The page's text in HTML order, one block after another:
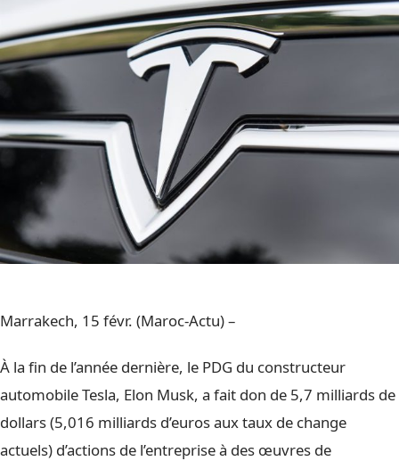
Marrakech, 15 févr. (Maroc-Actu) –
À la fin de l’année dernière, le PDG du constructeur
automobile Tesla, Elon Musk, a fait don de 5,7 milliards de
dollars (5,016 milliards d’euros aux taux de change
actuels) d’actions de l’entreprise à des œuvres de